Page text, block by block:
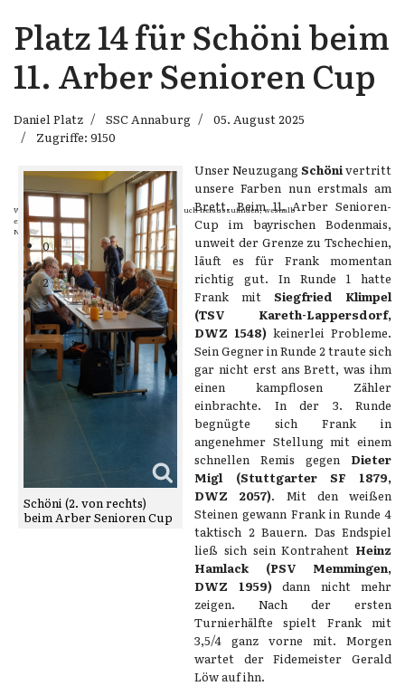
Wenn Dein Gegner Dir ein Remis anbietet, versuch herauszufinden, weshalb
er glaubt schlechter zu stehen.
Nigel Short
0
1
2
3
Platz 14 für Schöni beim
11. Arber Senioren Cup
Daniel Platz SSC Annaburg
05. August 2025
Zugriffe: 9150
Schöni (2. von rechts)
beim Arber Senioren Cup
Unser NeuzugangSchönivertritt
unsere Farben nun erstmals am
Brett. Beim 11. Arber Senioren-
Cup im bayrischen Bodenmais,
unweit der Grenze zu Tschechien,
läuft es für Frank momentan
richtig gut. In Runde 1 hatte
Frank mit Siegfried Klimpel
(TSV Kareth-Lappersdorf,
DWZ 1548) keinerlei Probleme.
Sein Gegner in Runde 2 traute sich
gar nicht erst ans Brett, was ihm
einen kampflosen Zähler
einbrachte. In der 3. Runde
begnügte sich Frank in
angenehmer Stellung mit einem
schnellen Remis gegen Dieter
Migl (Stuttgarter SF 1879,
DWZ 2057). Mit den weißen
Steinen gewann Frank in Runde 4
taktisch 2 Bauern. Das Endspiel
ließ sich sein Kontrahent Heinz
Hamlack (PSV Memmingen,
DWZ 1959)dann nicht mehr
zeigen. Nach der ersten
Turnierhälfte spielt Frank mit
3,5/4 ganz vorne mit. Morgen
wartet der Fidemeister Gerald
Löw auf ihn.